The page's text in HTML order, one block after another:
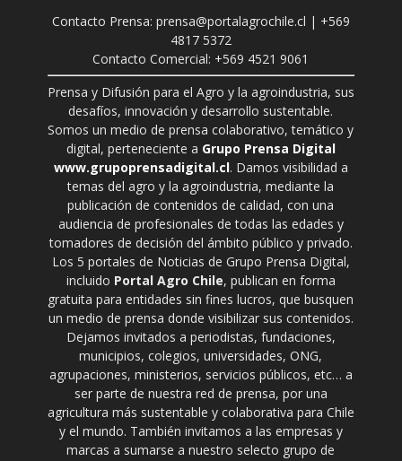
Contacto Prensa: prensa@portalagrochile.cl | +569
4817 5372
Contacto Comercial: +569 4521 9061
Prensa y Difusión para el Agro y la agroindustria, sus
desafíos, innovación y desarrollo sustentable.
Somos un medio de prensa colaborativo, temático y
digital, perteneciente a Grupo Prensa Digital
www.grupoprensadigital.cl. Damos visibilidad a
temas del agro y la agroindustria, mediante la
publicación de contenidos de calidad, con una
audiencia de profesionales de todas las edades y
tomadores de decisión del ámbito público y privado.
Los 5 portales de Noticias de Grupo Prensa Digital,
incluido Portal Agro Chile, publican en forma
gratuita para entidades sin fines lucros, que busquen
un medio de prensa donde visibilizar sus contenidos.
Dejamos invitados a periodistas, fundaciones,
municipios, colegios, universidades, ONG,
agrupaciones, ministerios, servicios públicos, etc… a
ser parte de nuestra red de prensa, por una
agricultura más sustentable y colaborativa para Chile
y el mundo. También invitamos a las empresas y
marcas a sumarse a nuestro selecto grupo de